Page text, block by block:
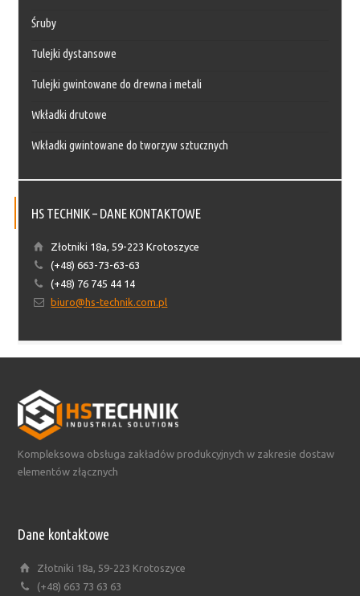
Śruby
Tulejki dystansowe
Tulejki gwintowane do drewna i metali
Wkładki drutowe
Wkładki gwintowane do tworzyw sztucznych
HS TECHNIK – DANE KONTAKTOWE
Złotniki 18a, 59-223 Krotoszyce
(+48) 663-73-63-63
(+48) 76 745 44 14
biuro@hs-technik.com.pl
Kompleksowa obsługa zakładów produkcyjnych w zakresie dostaw
elementów złącznych
Dane kontaktowe
Złotniki 18a, 59-223 Krotoszyce
(+48) 663 73 63 63